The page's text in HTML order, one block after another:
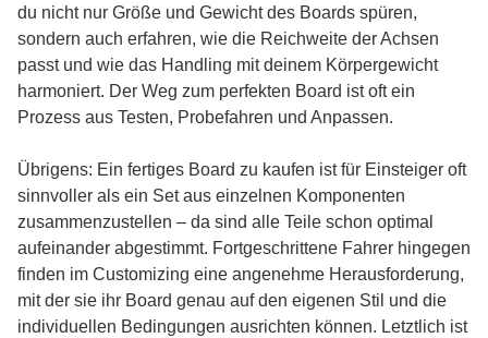
du nicht nur Größe und Gewicht des Boards spüren,
sondern auch erfahren, wie die Reichweite der Achsen
passt und wie das Handling mit deinem Körpergewicht
harmoniert. Der Weg zum perfekten Board ist oft ein
Prozess aus Testen, Probefahren und Anpassen.
Übrigens: Ein fertiges Board zu kaufen ist für Einsteiger oft
sinnvoller als ein Set aus einzelnen Komponenten
zusammenzustellen – da sind alle Teile schon optimal
aufeinander abgestimmt. Fortgeschrittene Fahrer hingegen
finden im Customizing eine angenehme Herausforderung,
mit der sie ihr Board genau auf den eigenen Stil und die
individuellen Bedingungen ausrichten können. Letztlich ist